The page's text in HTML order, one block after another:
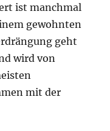
ist manchmal
gewohnten
geht
wird von
mit der